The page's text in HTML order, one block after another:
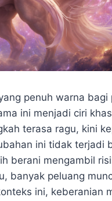
penuh warna bagi
ini menjadi ciri
terasa ragu, kini
ini tidak terjadi
berani mengambil
banyak peluang
ini, keberanian